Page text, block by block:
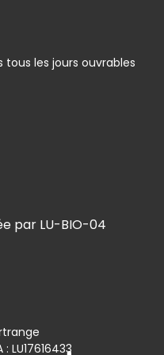
les jours ouvrables
LU17616433
par LU-BIO-04